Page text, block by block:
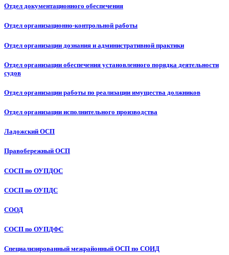
Отдел документационного обеспечения
Отдел организационно-контрольной работы
Отдел организации дознания и административной практики
Отдел организации обеспечения установленного порядка деятельности
судов
Отдел организации работы по реализации имущества должников
Отдел организации исполнительного производства
Ладожский ОСП
Правобережный ОСП
СОСП по ОУПДОС
СОСП по ОУПДС
СООД
СОСП по ОУПДФС
Специализированный межрайонный ОСП по СОИД